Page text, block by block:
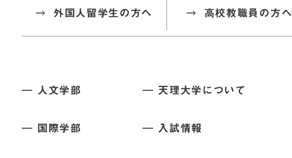
外国人留学生の方へ 高校教職員の方へ
人文学部
国際学部
天理大学について
入試情報